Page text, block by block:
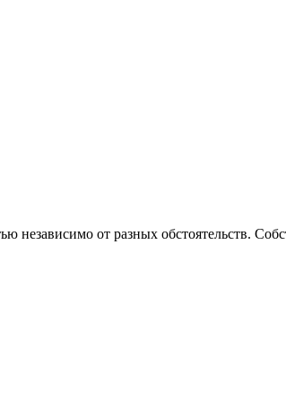
независимо от разных обстоятельств.